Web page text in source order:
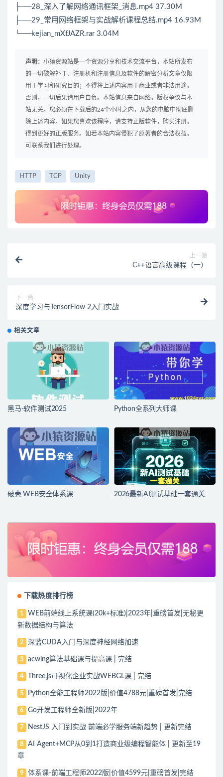
├──28_深入了解网络通讯框架_消息.mp4 37.30M
├──29_常用网络框架与实战解析课程总结.mp4 16.93M
└──kejian_mXfJAZR.rar 3.04M
声明： 小猿资源站是一个资源分享和技术交流平台，本站所发布
的一切破解补丁、注册机和注册信息及软件的解密分析文章仅限
用于学习和研究目的；不得将上述内容用于商业或者非法用途，
否则，一切后果请用户自负。本站信息来自网络，版权争议与本
站无关。您必须在下载后的24个小时之内，从您的电脑中彻底删
除上述内容。如果您喜欢该程序，请支持正版软件，购买注册，
得到更好的正版服务。如若本站内容侵犯了原著者的合法权益，
可联系我们进行处理。
HTTP TCP Unity
上一篇
C++语言高级课程（一）
下一篇
深度学习与TensorFlow 2入门实战
相关文章
黑马-软件测试2025 Python全系列大师课
破壳 WEB安全体系课 2026最新AI测试基础一套通关
下载热度排行榜
1
WEB前端线上系统课(20k+标准)|2023年|重磅首发|无秘更
新数据结构与算法
2 深蓝CUDA入门与深度神经网络加速
3 acwing算法基础课与提高课 | 完结
4 Three.js可视化企业实战WEBGL课 | 完结
5 Python全能工程师2022版|价值4788元|重磅首发|完结
6 Go开发工程师全新版|2022年
7 NestJS 入门到实战 前端必学服务端新趋势 | 更新完结
8
AI Agent+MCP从0到1打造商业级编程智能体 | 更新至19
章
9 体系课-前端工程师2022版|价值4599元|重磅首发|完结